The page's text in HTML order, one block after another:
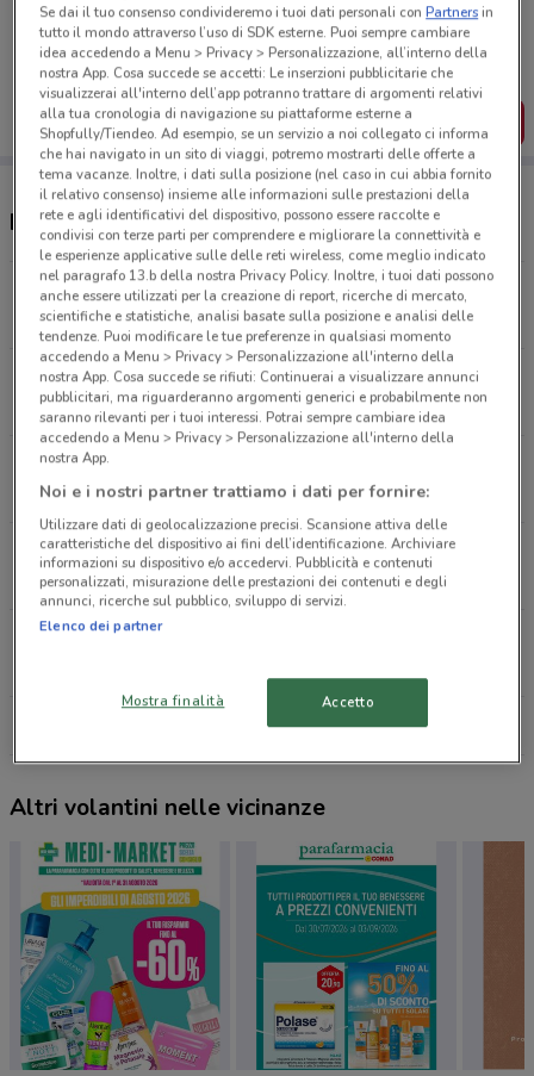
Porta DoveConviene sempre con te!
Puoi trovare le migliori offerte dei negozi vicino a te,
salvarle e creare la tua lista del risparmio, comodamente
dal tuo cellulare.
SCARICA L’APP
Negozi VisionOttica a Corsico
Via Cavour, 62 Corsico
268 m
APERTO
Via Pogliani, 2/4 Cesano Boscone
2.4 km
APERTO
Via Forze Armate, 199 Milano
3.5 km
APERTO
Viale Famagosta, 20 Milano
3.9 km
Via Bergognone, 31 Milano
Tutti i negozi VisionOttica
Altri volantini nelle vicinanze
Se dai il tuo consenso condivideremo i tuoi dati personali conPartnersin
tutto il mondo attraverso l’uso di SDK esterne. Puoi sempre cambiare
idea accedendo a Menu > Privacy > Personalizzazione, all’interno della
nostra App. Cosa succede se accetti: Le inserzioni pubblicitarie che
visualizzerai all'interno dell’app potranno trattare di argomenti relativi
alla tua cronologia di navigazione su piattaforme esterne a
Shopfully/Tiendeo. Ad esempio, se un servizio a noi collegato ci informa
che hai navigato in un sito di viaggi, potremo mostrarti delle offerte a
tema vacanze. Inoltre, i dati sulla posizione (nel caso in cui abbia fornito
il relativo consenso) insieme alle informazioni sulle prestazioni della
rete e agli identificativi del dispositivo, possono essere raccolte e
condivisi con terze parti per comprendere e migliorare la connettività e
le esperienze applicative sulle delle reti wireless, come meglio indicato
nel paragrafo 13.b della nostra Privacy Policy. Inoltre, i tuoi dati possono
anche essere utilizzati per la creazione di report, ricerche di mercato,
scientifiche e statistiche, analisi basate sulla posizione e analisi delle
tendenze. Puoi modificare le tue preferenze in qualsiasi momento
accedendo a Menu > Privacy > Personalizzazione all'interno della
nostra App. Cosa succede se rifiuti: Continuerai a visualizzare annunci
pubblicitari, ma riguarderanno argomenti generici e probabilmente non
saranno rilevanti per i tuoi interessi. Potrai sempre cambiare idea
accedendo a Menu > Privacy > Personalizzazione all'interno della
nostra App.
Noi e i nostri partner trattiamo i dati per fornire:
Utilizzare dati di geolocalizzazione precisi. Scansione attiva delle
caratteristiche del dispositivo ai fini dell’identificazione. Archiviare
informazioni su dispositivo e/o accedervi. Pubblicità e contenuti
personalizzati, misurazione delle prestazioni dei contenuti e degli
annunci, ricerche sul pubblico, sviluppo di servizi.
Elenco dei partner
Mostra finalità Accetto